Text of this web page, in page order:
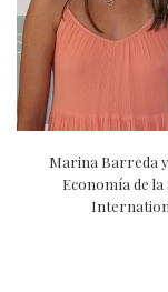
Marina Barreda
Economía de la